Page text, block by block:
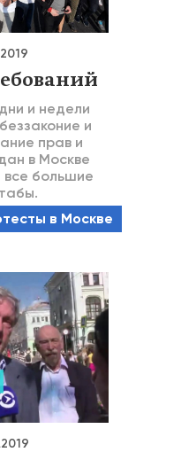
и недели
и
прав и
в Москве
большие
в Москве